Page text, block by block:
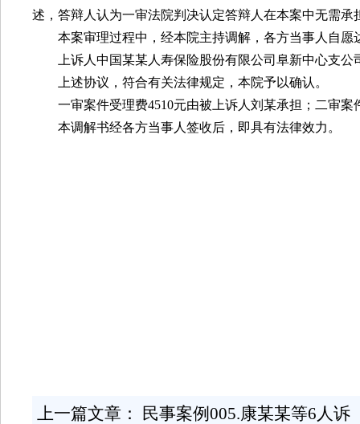
述，答辩人认为一审法院判决认定答辩人在本案中无需
本案审理过程中，经本院主持调解，各方当事人自
上诉人中国某某人寿保险股份有限公司阜新中心支
上述协议，符合有关法律规定，本院予以确认。
一审案件受理费4510元由被上诉人刘某承担；二审案
本调解书经各方当事人签收后，即具有法律效力。
上一篇文章： 民事案例005.康某某等6人诉